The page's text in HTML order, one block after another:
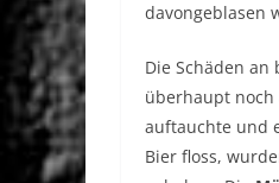
davongeblasen
Die Schäden
überhaupt
auftauchte und
Bier floss,